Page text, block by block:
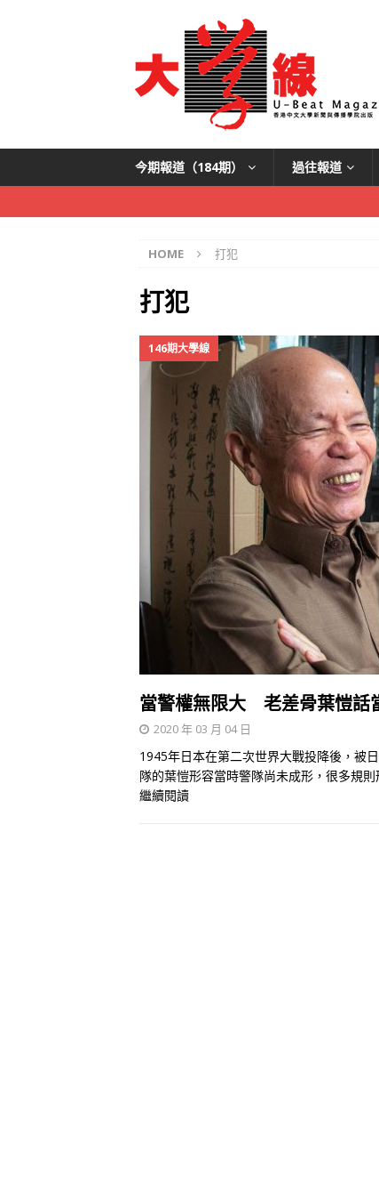
今期報道（184期） 過往報道
HOME 打犯
打犯
146期大學線
當警權無限大 老差骨葉愷話
2020 年 03 月 04 日
1945年日本在第二次世界大戰投降後，被
隊的葉愷形容當時警隊尚未成形，很多規
繼續閱讀